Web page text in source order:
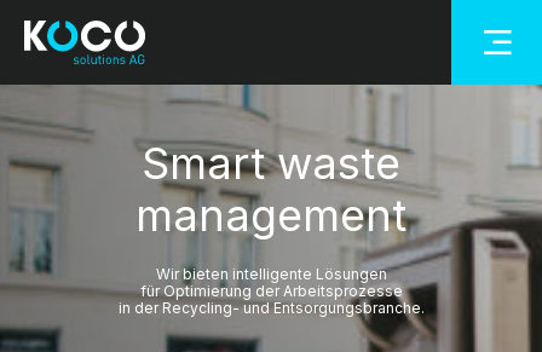
Smart waste
management
Wir bieten intelligente Lösungen
für Optimierung der Arbeitsprozesse
in der Recycling- und Entsorgungsbranche.
Smart waste
management